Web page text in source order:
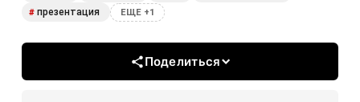
# презентация ЕЩЕ +1
Поделиться